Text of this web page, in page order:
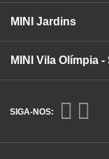
MINI Jardins
MINI Vila Olímpia
SIGA-NOS: